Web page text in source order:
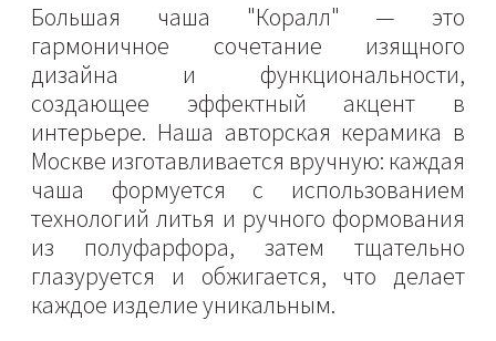
Большая чаша "Коралл" — это
гармоничное сочетание изящного
дизайна и функциональности,
создающее эффектный акцент в
интерьере. Наша авторская керамика в
Москве изготавливается вручную: каждая
чаша формуется с использованием
технологий литья и ручного формования
из полуфарфора, затем тщательно
глазуруется и обжигается, что делает
каждое изделие уникальным.